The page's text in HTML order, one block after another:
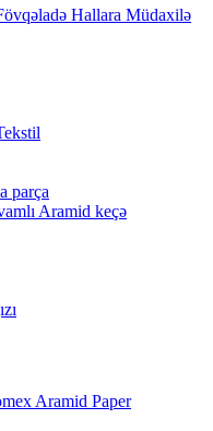
Hallara Müdaxilə
parça
Aramid keçə